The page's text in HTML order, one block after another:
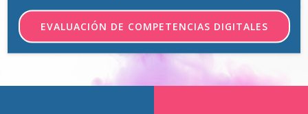
EVALUACIÓN DE COMPETENCIAS DIGITALES